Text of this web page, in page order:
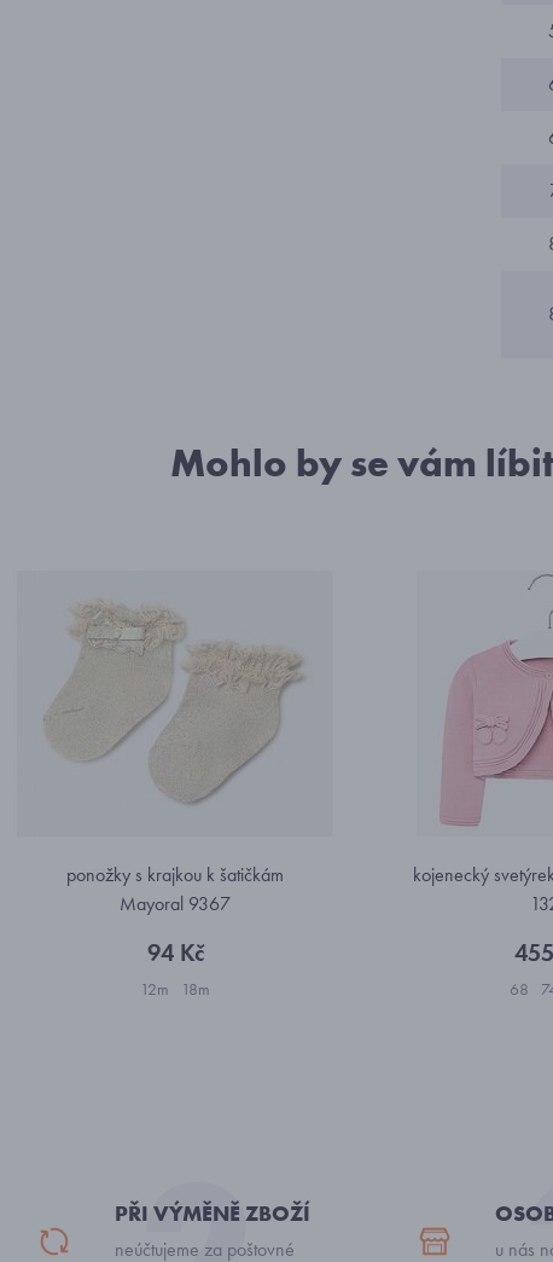
Mohlo by se vám
ponožky s krajkou k šatičkám
Mayoral 9367
94 Kč
12m 18m
kojenecký
68
PŘI VÝMĚNĚ ZBOŽÍ
neúčtujeme za poštovné u nás